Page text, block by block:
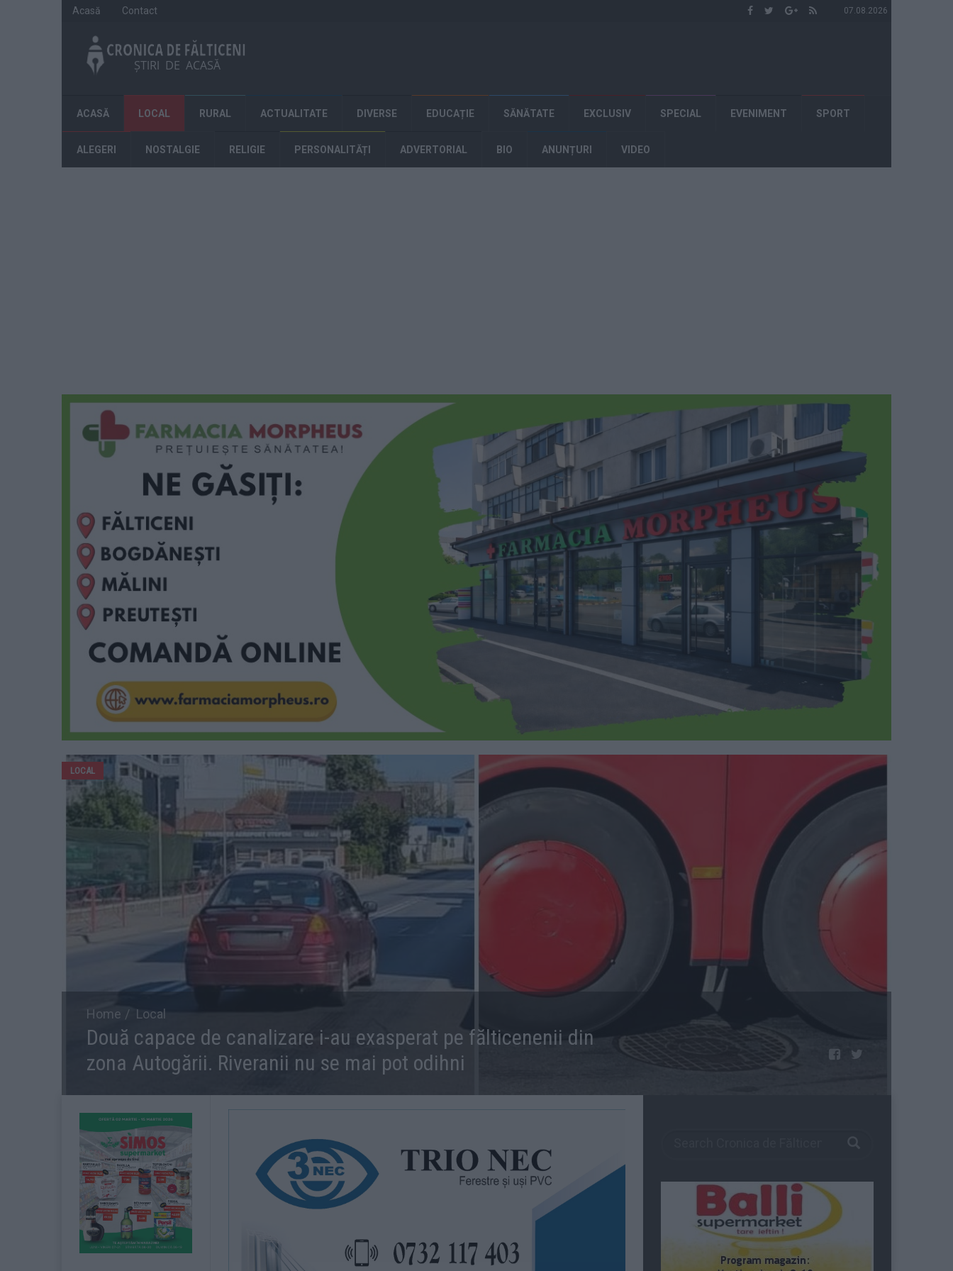
07.08.2026
Acasă Contact
ACASĂ LOCAL RURAL ACTUALITATE DIVERSE EDUCAȚIE SĂNĂTATE EXCLUSIV SPECIAL EVENIMENT SPORT
ALEGERI NOSTALGIE RELIGIE PERSONALITĂȚI ADVERTORIAL BIO ANUNȚURI VIDEO
LOCAL
Home Local
Două capace de canalizare i-au exasperat pe fălticenenii din
zona Autogării. Riveranii nu se mai pot odihni